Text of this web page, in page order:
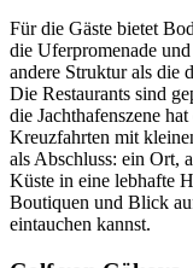
Für die Gäste bietet
die Uferpromenade
andere Struktur als die
Die Restaurants sind
die Jachthafenszene
Kreuzfahrten mit
als Abschluss: ein Ort,
Küste in eine lebhafte
Boutiquen und Blick
eintauchen kannst.